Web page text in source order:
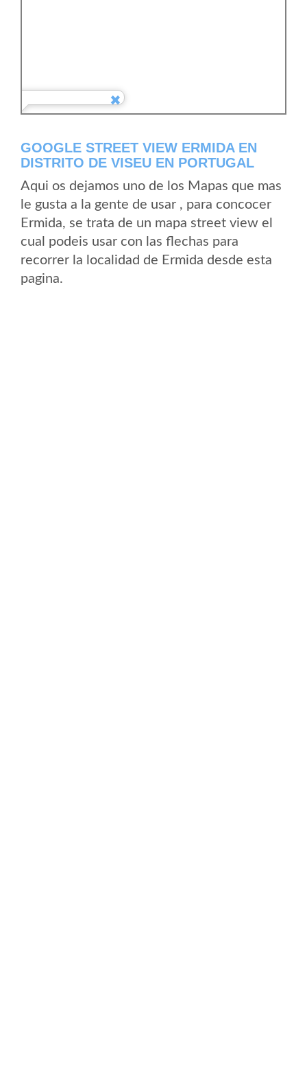
GOOGLE STREET VIEW ERMIDA EN
DISTRITO DE VISEU EN PORTUGAL
Aqui os dejamos uno de los Mapas que mas
le gusta a la gente de usar , para concocer
Ermida, se trata de un mapa street view el
cual podeis usar con las flechas para
recorrer la localidad de Ermida desde esta
pagina.